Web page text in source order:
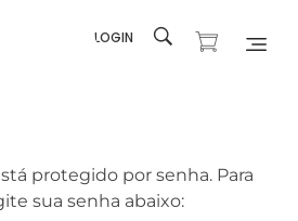
LOGIN
protegido por senha. Para
sua senha abaixo: